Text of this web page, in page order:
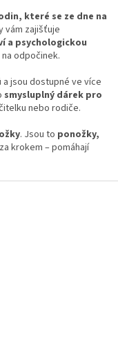
které se ze dne na
vám zajišťuje
a psychologickou
odpočinek.
jsou dostupné ve více
smysluplný dárek pro
nebo rodiče.
. Jsou to ponožky,
krokem – pomáhají